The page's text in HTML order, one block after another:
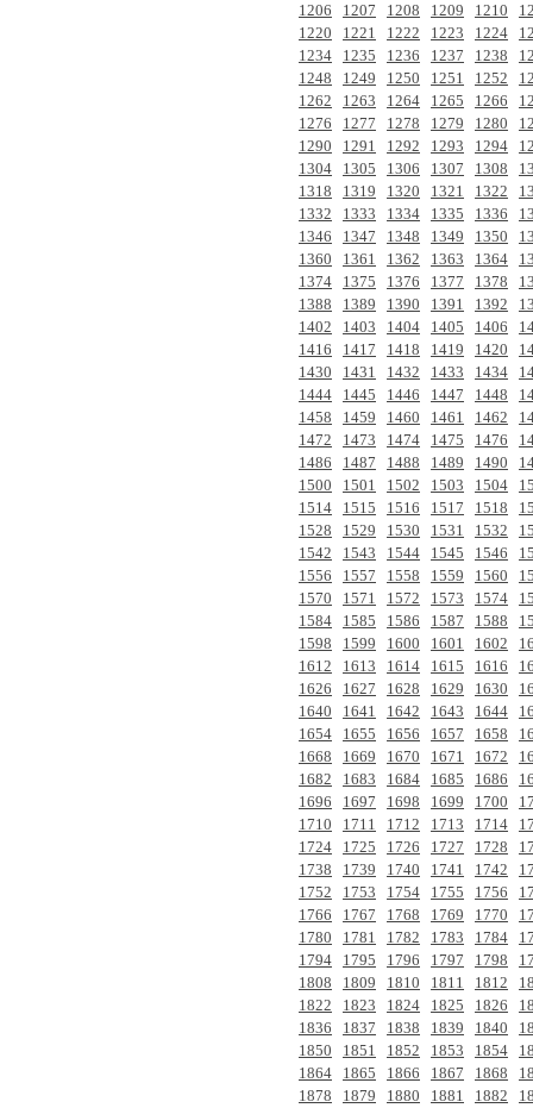
1206
1207 1208 1209 1210
1220
1221 1222 1223 1224
1234
1235 1236 1237 1238
1248
1249 1250 1251 1252
1262
1263 1264 1265 1266
1276
1277 1278 1279 1280
1290
1291 1292 1293 1294
1304
1305 1306 1307 1308
1318
1319 1320 1321 1322
1332
1333 1334 1335 1336
1346
1347 1348 1349 1350
1360
1361 1362 1363 1364
1374
1375 1376 1377 1378
1388
1389 1390 1391 1392
1402
1403 1404 1405 1406
1416
1417 1418 1419 1420
1430
1431 1432 1433 1434
1444
1445 1446 1447 1448
1458
1459 1460 1461 1462
1472
1473 1474 1475 1476
1486
1487 1488 1489 1490
1500
1501 1502 1503 1504
1514
1515 1516 1517 1518
1528
1529 1530 1531 1532
1542
1543 1544 1545 1546
1556
1557 1558 1559 1560
1570
1571 1572 1573 1574
1584
1585 1586 1587 1588
1598
1599 1600 1601 1602
1612
1613 1614 1615 1616
1626
1627 1628 1629 1630
1640
1641 1642 1643 1644
1654
1655 1656 1657 1658
1668
1669 1670 1671 1672
1682
1683 1684 1685 1686
1696
1697 1698 1699 1700
1710
1711 1712 1713 1714
1724
1725 1726 1727 1728
1738
1739 1740 1741 1742
1752
1753 1754 1755 1756
1766
1767 1768 1769 1770
1780
1781 1782 1783 1784
1794
1795 1796 1797 1798
1808
1809 1810 1811 1812
1822
1823 1824 1825 1826
1836
1837 1838 1839 1840
1850
1851 1852 1853 1854
1864
1865 1866 1867 1868
1878
1879 1880 1881 1882